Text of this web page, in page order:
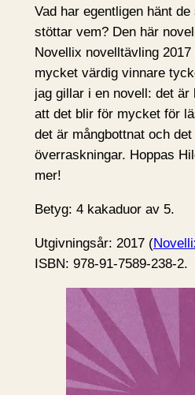
Vad har egentligen hänt
stöttar vem? Den här
Novellix novelltävling
mycket värdig vinnare
jag gillar i en novell: det är
att det blir för mycket för
det är mångbottnat och
överraskningar. Hoppas
mer!
Betyg: 4 kakaduor av 5.
Utgivningsår: 2017 (
ISBN: 978-91-7589-238-2.